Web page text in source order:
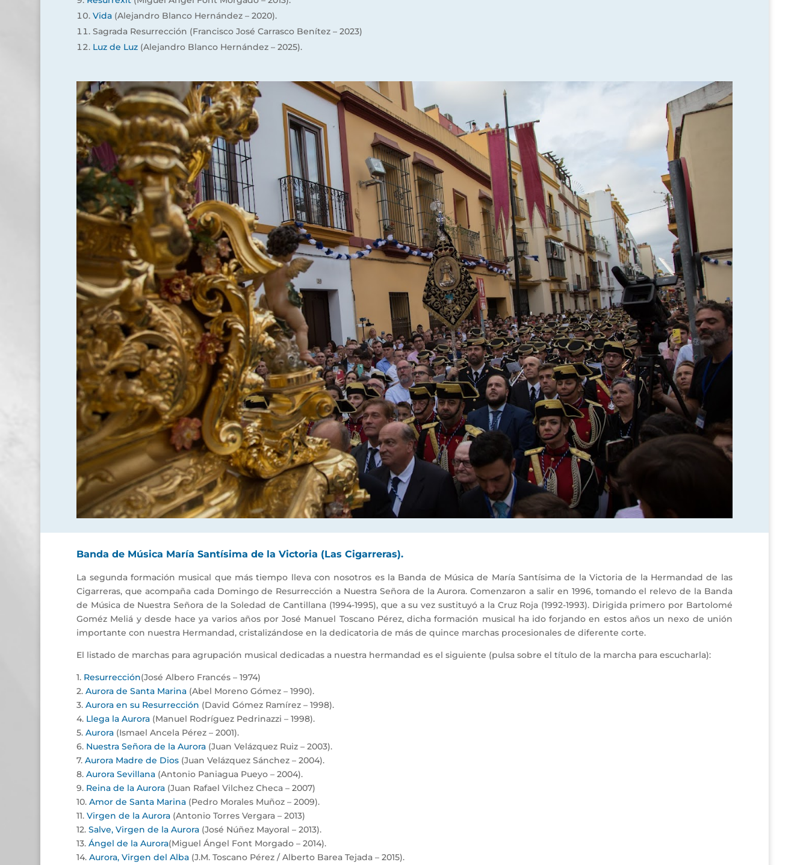
Vida (Alejandro Blanco Hernández – 2020).
Sagrada Resurrección (Francisco José Carrasco Benítez – 2023)
Luz de Luz (Alejandro Blanco Hernández – 2025).
Banda de Música María Santísima de la Victoria (Las Cigarreras).
La segunda formación musical que más tiempo lleva con nosotros es la Banda de Música de María Santísima de la Victoria de la Hermandad de las
Cigarreras, que acompaña cada Domingo de Resurrección a Nuestra Señora de la Aurora. Comenzaron a salir en 1996, tomando el relevo de la Banda
de Música de Nuestra Señora de la Soledad de Cantillana (1994-1995), que a su vez sustituyó a la Cruz Roja (1992-1993). Dirigida primero por Bartolomé
Goméz Meliá y desde hace ya varios años por José Manuel Toscano Pérez, dicha formación musical ha ido forjando en estos años un nexo de unión
importante con nuestra Hermandad, cristalizándose en la dedicatoria de más de quince marchas procesionales de diferente corte.
El listado de marchas para agrupación musical dedicadas a nuestra hermandad es el siguiente (pulsa sobre el título de la marcha para escucharla):
1. Resurrección(José Albero Francés – 1974)
2.Aurora de Santa Marina (Abel Moreno Gómez – 1990).
3.Aurora en su Resurrección (David Gómez Ramírez – 1998).
4. Llega la Aurora (Manuel Rodríguez Pedrinazzi – 1998).
5.Aurora (Ismael Ancela Pérez – 2001).
6. Nuestra Señora de la Aurora (Juan Velázquez Ruiz – 2003).
7.Aurora Madre de Dios (Juan Velázquez Sánchez – 2004).
8.Aurora Sevillana (Antonio Paniagua Pueyo – 2004).
9. Reina de la Aurora (Juan Rafael Vilchez Checa – 2007)
10.Amor de Santa Marina (Pedro Morales Muñoz – 2009).
11.Virgen de la Aurora (Antonio Torres Vergara – 2013)
12.Salve, Virgen de la Aurora (José Núñez Mayoral – 2013).
13.Ángel de la Aurora(Miguel Ángel Font Morgado – 2014).
14.Aurora, Virgen del Alba (J.M. Toscano Pérez / Alberto Barea Tejada – 2015).